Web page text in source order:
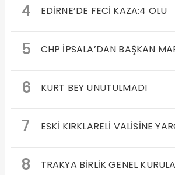
4 EDİRNE’DE FECİ KAZA:4 ÖLÜ
5 CHP İPSALA’DAN BAŞKAN
6 KURT BEY UNUTULMADI
7 ESKİ KIRKLARELİ VALİSİNE
8 TRAKYA BİRLİK GENEL